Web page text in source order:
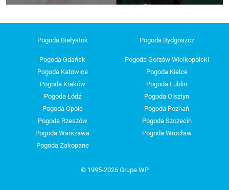
Pogoda Białystok Pogoda Bydgoszcz
Pogoda Gdańsk
Pogoda Gorzów Wielkopolski
Pogoda Katowice
Pogoda Kielce
Pogoda Kraków
Pogoda Lublin
Pogoda Łódź
Pogoda Olsztyn
Pogoda Opole
Pogoda Poznań
Pogoda Rzeszów
Pogoda Szczecin
Pogoda Warszawa
Pogoda Wrocław
Pogoda Zakopane
© 1995-2026 Grupa WP